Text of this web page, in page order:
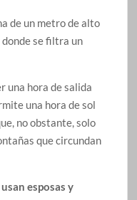
de un metro de alto
se filtra un
una hora de salida
una hora de sol
no obstante, solo
que circundan
esposas y